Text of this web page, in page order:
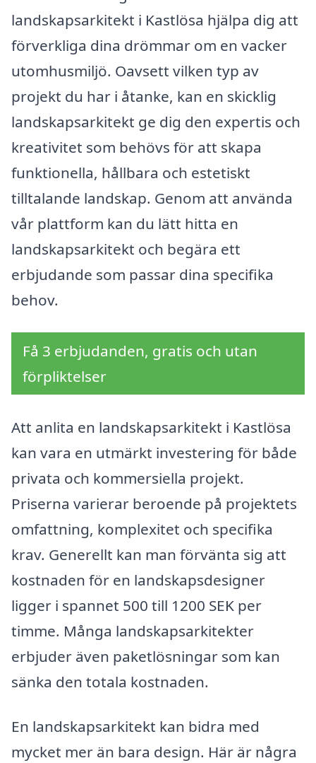
landskapsarkitekt i Kastlösa hjälpa dig att
förverkliga dina drömmar om en vacker
utomhusmiljö. Oavsett vilken typ av
projekt du har i åtanke, kan en skicklig
landskapsarkitekt ge dig den expertis och
kreativitet som behövs för att skapa
funktionella, hållbara och estetiskt
tilltalande landskap. Genom att använda
vår plattform kan du lätt hitta en
landskapsarkitekt och begära ett
erbjudande som passar dina specifika
behov.
Få 3 erbjudanden, gratis och utan
förpliktelser
Att anlita en landskapsarkitekt i Kastlösa
kan vara en utmärkt investering för både
privata och kommersiella projekt.
Priserna varierar beroende på projektets
omfattning, komplexitet och specifika
krav. Generellt kan man förvänta sig att
kostnaden för en landskapsdesigner
ligger i spannet 500 till 1200 SEK per
timme. Många landskapsarkitekter
erbjuder även paketlösningar som kan
sänka den totala kostnaden.
En landskapsarkitekt kan bidra med
mycket mer än bara design. Här är några